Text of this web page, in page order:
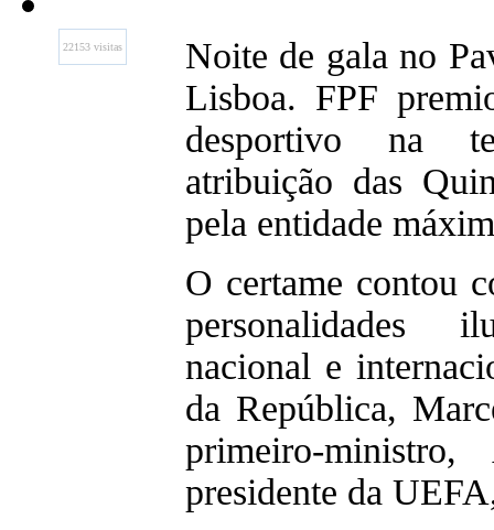
22153 visitas
Noite de gala no
Lisboa. FPF
desportivo na
atribuição das
pela entidade
O certame contou
personalidades
nacional e
da República,
primeiro-
presidente da